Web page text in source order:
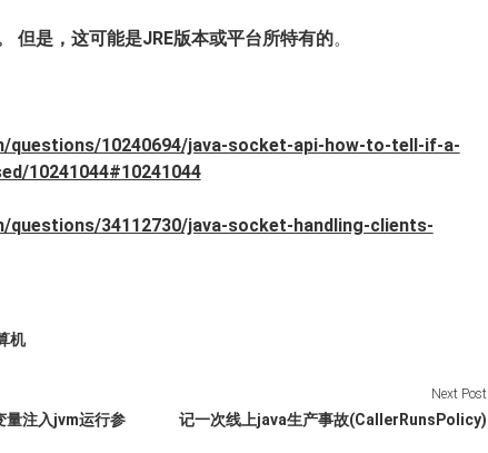
但是，这可能是JRE版本或平台所特有的。
10240694/java-socket-api-how-to-tell-if-a-
10241044#10241044
34112730/java-socket-handling-clients-
机
量注入jvm运行参
Next Post
记一次线上java生产事故(CallerRunsPolicy)